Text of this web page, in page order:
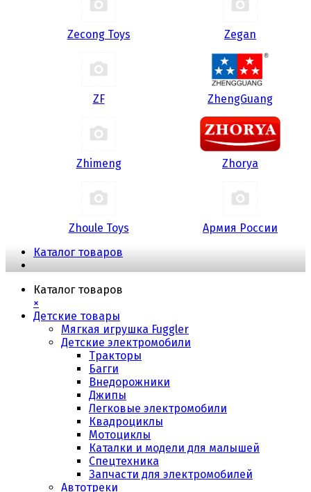
Zecong Toys Zegan
ZF ZhengGuang
Zhimeng Zhorya
Zhoule Toys
Армия России
Каталог товаров
Каталог товаров
×
Детские товары
Мягкая игрушка Fuggler
Детские электромобили
Тракторы
Багги
Внедорожники
Джипы
Легковые электромобили
Квадроциклы
Мотоциклы
Каталки и модели для малышей
Спецтехника
Запчасти для электромобилей
Автотреки